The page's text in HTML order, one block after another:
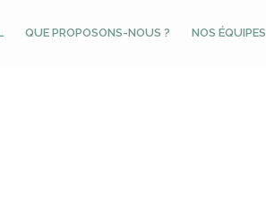
QUE PROPOSONS-NOUS ? NOS ÉQUIPES